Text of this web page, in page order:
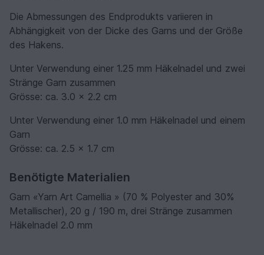
Die Abmessungen des Endprodukts variieren in
Abhängigkeit von der Dicke des Garns und der Größe
des Hakens.
Unter Verwendung einer 1.25 mm Häkelnadel und zwei
Stränge Garn zusammen
Grösse: ca. 3.0 x 2.2 cm
Unter Verwendung einer 1.0 mm Häkelnadel und einem
Garn
Grösse: ca. 2.5 x 1.7 cm
Benötigte Materialien
Garn «Yarn Art Camellia » (70 % Polyester and 30%
Metallischer), 20 g / 190 m, drei Stränge zusammen
Häkelnadel 2.0 mm